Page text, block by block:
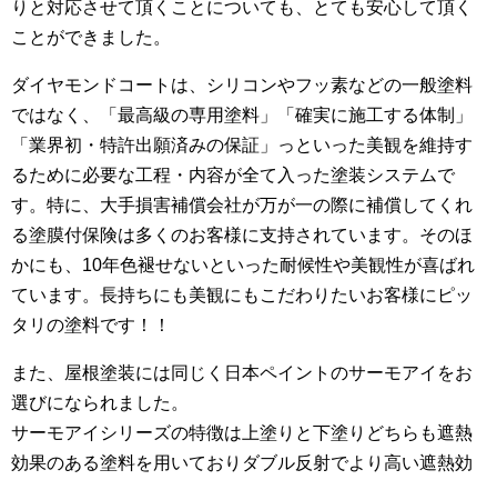
りと対応させて頂くことについても、とても安心して頂く
ことができました。
ダイヤモンドコートは、シリコンやフッ素などの一般塗料
ではなく、「最高級の専用塗料」「確実に施工する体制」
「業界初・特許出願済みの保証」っといった美観を維持す
るために必要な工程・内容が全て入った塗装システムで
す。特に、大手損害補償会社が万が一の際に補償してくれ
る塗膜付保険は多くのお客様に支持されています。そのほ
かにも、10年色褪せないといった耐候性や美観性が喜ばれ
ています。長持ちにも美観にもこだわりたいお客様にピッ
タリの塗料です！！
また、屋根塗装には同じく日本ペイントのサーモアイをお
選びになられました。
サーモアイシリーズの特徴は上塗りと下塗りどちらも遮熱
効果のある塗料を用いておりダブル反射でより高い遮熱効